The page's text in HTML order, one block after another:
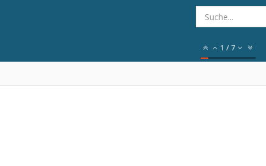
1 / 7